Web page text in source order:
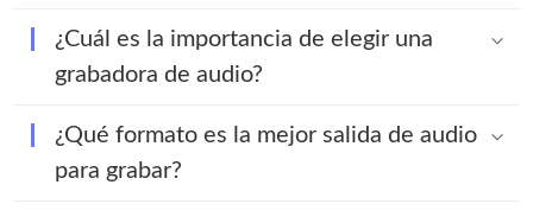
¿Cuál es la importancia de elegir una
grabadora de audio?
¿Qué formato es la mejor salida de audio
para grabar?